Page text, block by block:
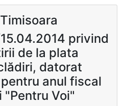
privind
de la plata
datorat
anul fiscal
"Pentru Voi"